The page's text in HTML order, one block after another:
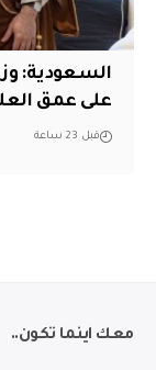
السعودية:
على عمق
قبل 23 ساعة
معك اينما تكون..